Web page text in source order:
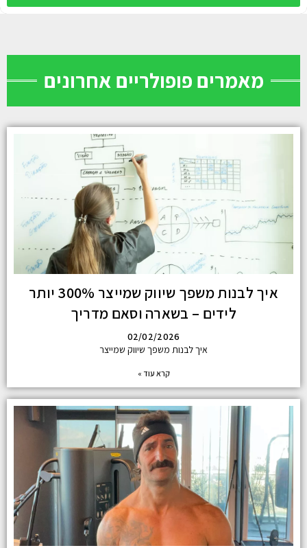
מאמרים פופולריים אחרונים
איך לבנות משפך שיווק שמייצר 300% יותר
לידים – בשארה וסאם מדריך
02/02/2026
איך לבנות משפך שיווק שמייצר
קרא עוד »